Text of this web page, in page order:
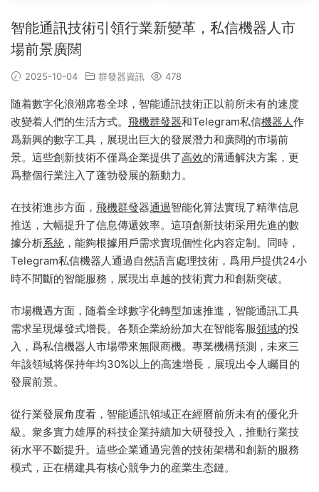
智能通訊技術引領行業新變革，私信機器人市
場前景廣闊
2025-10-04 群發器資訊 478
随着數字化浪潮席卷全球，智能通訊技術正以前所未有的速度
改變着人們的生活方式。 飛機群發器和Telegram私信機器人作
爲新興的數字工具，展現出巨大的發展潛力和廣闊的市場前
景。這些創新技術不僅爲企業提供了高效的溝通解決方案，更
爲整個行業注入了蓬勃發展的新動力。
在技術進步方面， 飛機群發器通過智能化算法實現了精準信息
推送，大幅提升了信息傳遞效率。這項創新技術采用先進的數
據分析系統 ，能夠根據用戶需求實現個性化内容定制。同時，
Telegram私信機器人通過自然語言處理技術，爲用戶提供24小
時不間斷的智能服務，展現出卓越的技術實力和創新突破。
市場機遇方面，随着全球數字化轉型加速推進，智能通訊工具
需求呈現爆發式增長。各類企業紛紛加大在智能客服領域的投
入，爲私信機器人市場帶來無限商機。專業機構預測，未來三
年該領域将保持年均30%以上的高速增長，展現出令人矚目的
發展前景。
從行業發展角度看，智能通訊領域正在經曆前所未有的優化升
級。衆多實力雄厚的科技企業持續加大研發投入，推動行業技
術水平不斷提升。這些企業通過完善的技術架構和創新的服務
模式，正在構建具有核心競争力的産業生态鏈。